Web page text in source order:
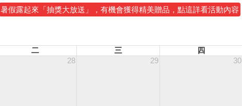
暑假露起來「抽獎大放送」，有機會獲得精美贈品，點這詳看活動內容
二 三 四
28 29 30